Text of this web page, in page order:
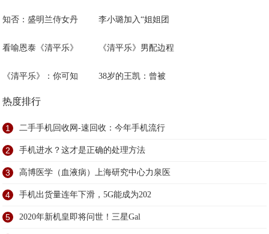
知否：盛明兰侍女丹 李小璐加入“姐姐团
看喻恩泰《清平乐》 《清平乐》男配边程
《清平乐》：你可知 38岁的王凯：曾被
热度排行
1 二手手机回收网-速回收：今年手机流行
2 手机进水？这才是正确的处理方法
3 高博医学（血液病）上海研究中心力泉医
4 手机出货量连年下滑，5G能成为202
5 2020年新机皇即将问世！三星Gal